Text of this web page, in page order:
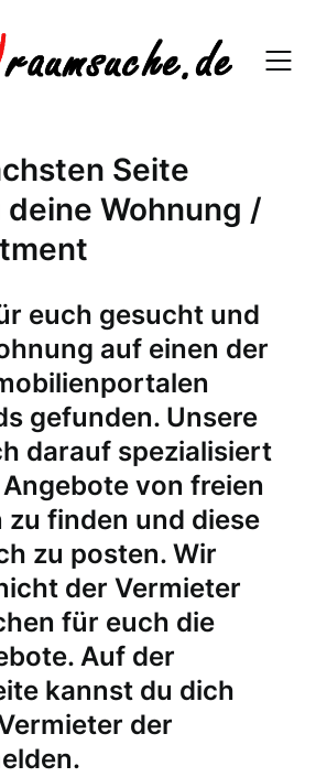
Seite
Wohnung /
euch gesucht und
auf einen der
gefunden. Unsere
darauf spezialisiert
von freien
zu finden und diese
zu posten. Wir
der Vermieter
für euch die
Auf der
kannst du dich
der
.